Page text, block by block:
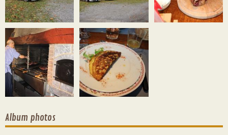
Album photos